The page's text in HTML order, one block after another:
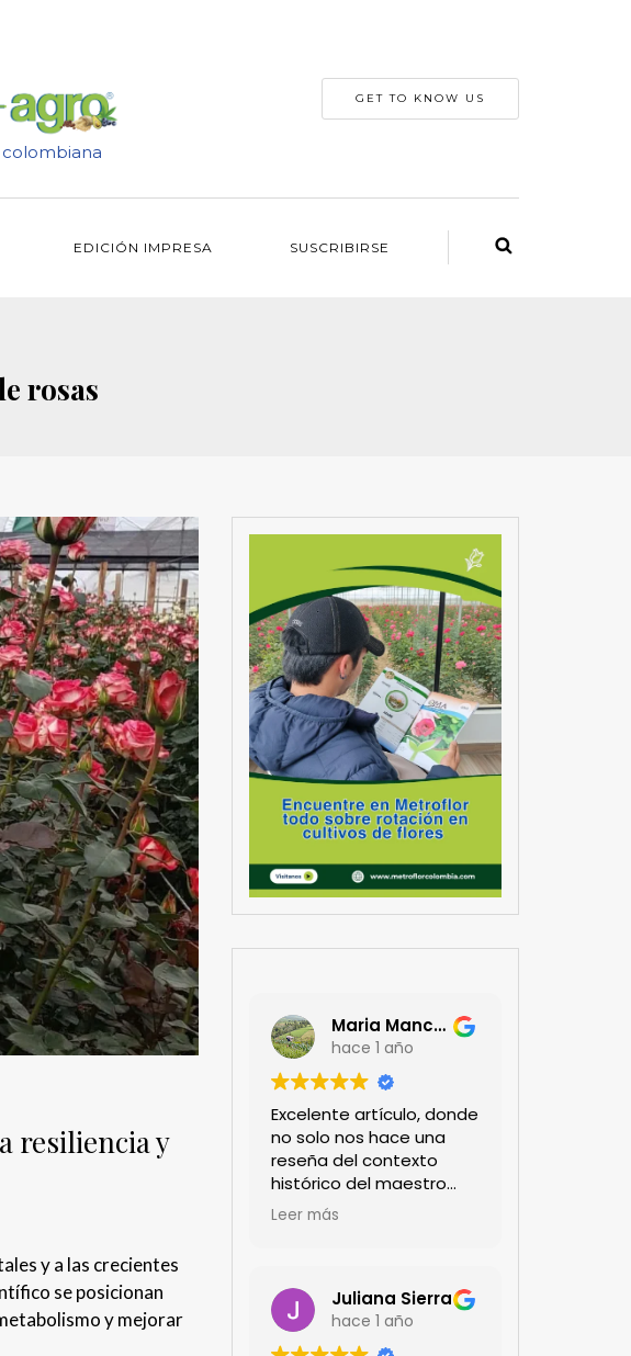
GET TO KNOW US
EDICIÓN IMPRESA SUSCRIBIRSE
rosas
resiliencia y
y a las crecientes
se posicionan
y mejorar
Maria Mancera
hace 1 año
Excelente artículo, donde
no solo nos hace una
reseña del contexto
histórico del maestro
jardinero japonés si no
Felicitaciones!!
Leer más
Juliana Sierra
hace 1 año